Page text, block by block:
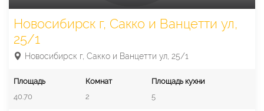
Новосибирск г, Сакко и Ванцетти ул,
25/1
Новосибирск г, Сакко и Ванцетти ул, 25/1
Площадь
40.70
Комнат
2
Площадь кухни
5